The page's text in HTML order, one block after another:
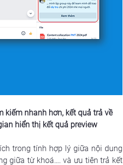
kiếm nhanh hơn, kết quả trả về
hiển thị kết quả preview
trong tính hợp lý giữa nội dung
giữa từ khoá…. và ưu tiên trả kết